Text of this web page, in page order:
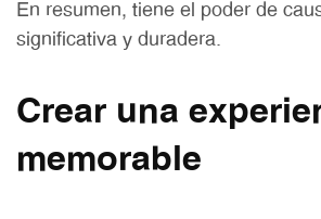
En resumen, tiene el poder de
significativa y duradera.
Crear una
memorable